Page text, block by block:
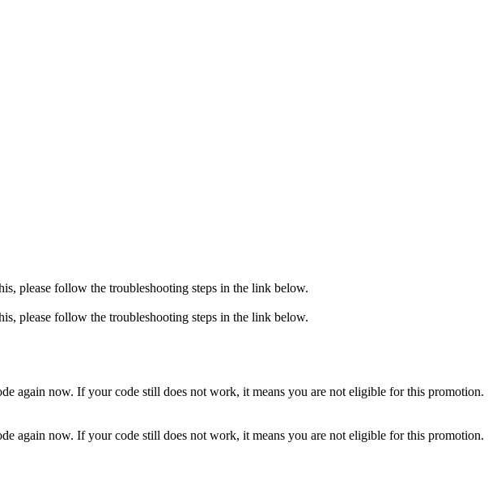
please follow the troubleshooting steps in the link below.
please follow the troubleshooting steps in the link below.
again now. If your code still does not work, it means you are not eligible for this promotion.
again now. If your code still does not work, it means you are not eligible for this promotion.